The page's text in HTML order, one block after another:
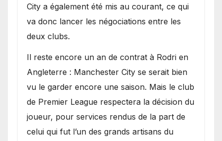
City a également été mis au courant, ce qui
va donc lancer les négociations entre les
deux clubs.
​Il reste encore un an de contrat à Rodri en
Angleterre : Manchester City se serait bien
vu le garder encore une saison. Mais le club
de Premier League respectera la décision du
joueur, pour services rendus de la part de
celui qui fut l’un des grands artisans du